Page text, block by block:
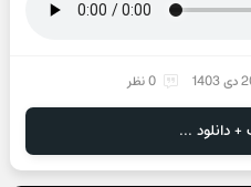
0 نظر
دانلود ...